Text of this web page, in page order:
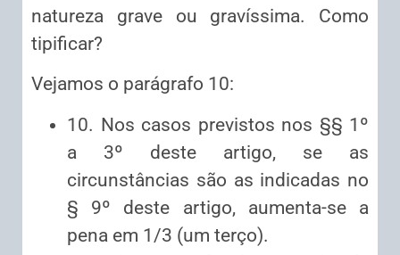
natureza grave ou gravíssima. Como
tipificar?
Vejamos o parágrafo 10:
10. Nos casos previstos nos §§ 1º
a 3º deste artigo, se as
circunstâncias são as indicadas no
§ 9º deste artigo, aumenta-se a
pena em 1/3 (um terço).